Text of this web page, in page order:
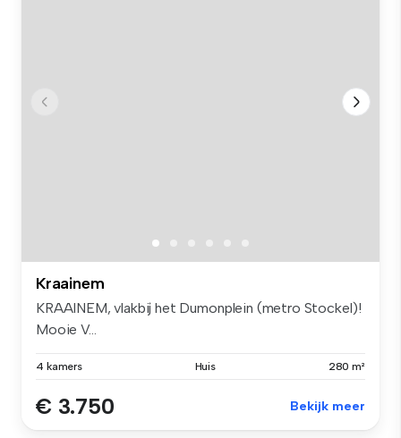
Kraainem
KRAAINEM, vlakbij het Dumonplein (metro Stockel)!
Mooie V...
4 kamers Huis 280 m²
€ 3.750 Bekijk meer